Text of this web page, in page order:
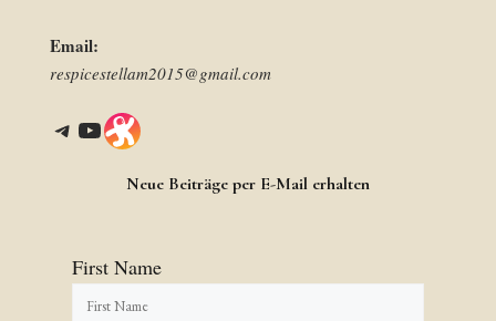
Email:
respicestellam2015@gmail.com
Telegram YouTube Link
Neue Beiträge per E-Mail erhalten
First Name